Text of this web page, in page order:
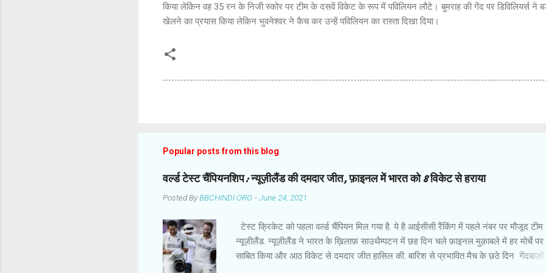
किया लेकिन वह 35 रन के निजी स्कोर पर टीम के दसवें विकेट के रूप में पविलियन लौटे। बुमराह की गेंद पर डिविलियर्स ने
खेलने का प्रयास किया लेकिन भुवनेश्वर ने कैच कर उन्हें पविलियन का रास्ता दिखा दिया।
Popular posts from this blog
वर्ल्ड टेस्ट चैंपियनशिप: न्यूज़ीलैंड की दमदार जीत, फ़ाइनल में भारत को 8 विकेट से हराया
Posted ByBBCHINDI ORG -June 24, 2021
टेस्ट क्रिकेट को पहला वर्ल्ड चैंपियन मिल गया है. ये है आईसीसी रैंकिंग में पहले नंबर पर मौजूद टीम
न्यूज़ीलैंड. न्यूज़ीलैंड ने भारत के ख़िलाफ़ साउथैम्पटन में छह दिन चले फ़ाइनल मुक़ाबले में हर मोर्चे पर
साबित किया और आठ विकेट से दमदार जीत हासिल की. बारिश से प्रभावित मैच के छठे दिन गेंदबाज़ों